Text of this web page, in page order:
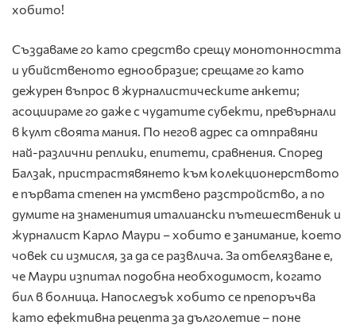
хобито!
Създаваме го като средство срещу монотонността
и убийственото еднообразие; срещаме го като
дежурен въпрос в журналистическите анкети;
асоциираме го даже с чудатите субекти, превърнали
в култ своята мания. По негов адрес са отправяни
най-различни реплики, епитети, сравнения. Според
Балзак, пристрастявянето към колекционерството
е първата степен на умствено разстройство, а по
думите на знаменития италиански пътешественик и
журналист Карло Маури – хобито е занимание, което
човек си измисля, за да се развлича. За отбелязване е,
че Маури изпитал подобна необходимост, когато
бил в болница. Напоследък хобито се препоръчва
като ефективна рецепта за дълголетие – поне